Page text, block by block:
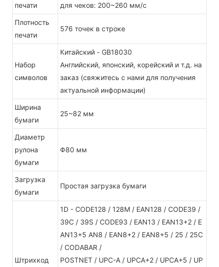
печати
для чеков: 200~260 мм/с
Плотность
печати
576 точек в строке
Набор
символов
Китайский - GB18030
Английский, японский, корейский и т.д. на
заказ (свяжитесь с нами для получения
актуальной информации)
Ширина
бумаги
25~82 мм
Диаметр
рулона
бумаги
Φ80 мм
Загрузка
бумаги
Простая загрузка бумаги
Штрихкод
1D - CODE128 / 128M / EAN128 / CODE39 /
39C / 39S / CODE93 / EAN13 / EAN13+2 / E
AN13+5 AN8 / EAN8+2 / EAN8+5 / 25 / 25C
/ CODABAR /
POSTNET / UPC-A / UPCA+2 / UPCA+5 / UP